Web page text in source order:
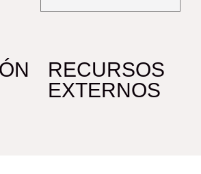
RECURSOS
EXTERNOS